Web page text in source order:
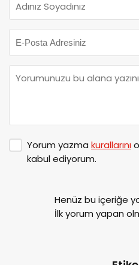
Yorum yazma kurallarını
kabul ediyorum.
Henüz bu içeriğe
İlk yorum yapan